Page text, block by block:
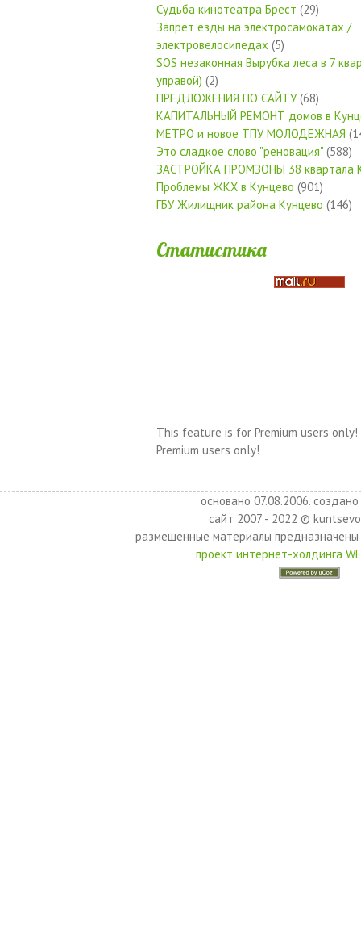
Судьба кинотеатра Брест (29)
Запрет езды на электросамокатах /
электровелосипедах (5)
SOS незаконная Вырубка леса в 7
управой) (2)
ПРЕДЛОЖЕНИЯ ПО САЙТУ(68)
КАПИТАЛЬНЫЙ РЕМОНТ домов в
МЕТРО и новое ТПУ МОЛОДЕЖНАЯ
Это сладкое слово "реновация" (588)
ЗАСТРОЙКА ПРОМЗОНЫ 38 квартала
Проблемы ЖКХ в Кунцево (901)
ГБУ Жилищник района Кунцево (146)
Статистика
This feature is for Premium users only!
Premium users only!
основано 07.08.2006.
сайт 2007 - 2022 ©
размещенные материалы
проект интернет-холдинга